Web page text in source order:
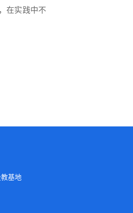
在实践中不
基地